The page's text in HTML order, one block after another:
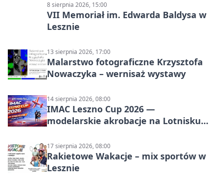
8 sierpnia 2026, 15:00
VII Memoriał im. Edwarda Baldysa w
Lesznie
13 sierpnia 2026, 17:00
Malarstwo fotograficzne Krzysztofa
Nowaczyka – wernisaż wystawy
14 sierpnia 2026, 08:00
IMAC Leszno Cup 2026 —
modelarskie akrobacje na Lotnisku
17 sierpnia 2026, 08:00
Rakietowe Wakacje – mix sportów w
Lesznie